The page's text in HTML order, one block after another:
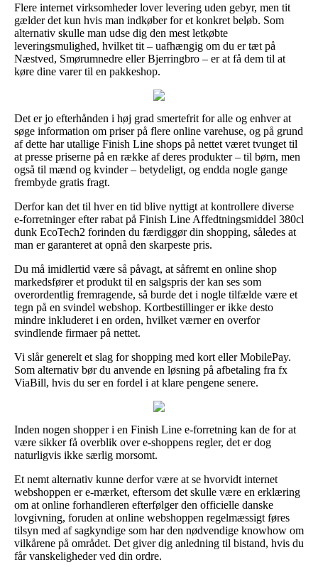
Flere internet virksomheder lover levering uden gebyr, men tit
gælder det kun hvis man indkøber for et konkret beløb. Som
alternativ skulle man udse dig den mest letkøbte
leveringsmulighed, hvilket tit – uafhængig om du er tæt på
Næstved, Smørumnedre eller Bjerringbro – er at få dem til at
køre dine varer til en pakkeshop.
Det er jo efterhånden i høj grad smertefrit for alle og enhver at
søge information om priser på flere online varehuse, og på grund
af dette har utallige Finish Line shops på nettet været tvunget til
at presse priserne på en række af deres produkter – til børn, men
også til mænd og kvinder – betydeligt, og endda nogle gange
frembyde gratis fragt.
Derfor kan det til hver en tid blive nyttigt at kontrollere diverse
e-forretninger efter rabat på Finish Line Affedtningsmiddel 380cl
dunk EcoTech2 forinden du færdiggør din shopping, således at
man er garanteret at opnå den skarpeste pris.
Du må imidlertid være så påvagt, at såfremt en online shop
markedsfører et produkt til en salgspris der kan ses som
overordentlig fremragende, så burde det i nogle tilfælde være et
tegn på en svindel webshop. Kortbestillinger er ikke desto
mindre inkluderet i en orden, hvilket værner en overfor
svindlende firmaer på nettet.
Vi slår generelt et slag for shopping med kort eller MobilePay.
Som alternativ bør du anvende en løsning på afbetaling fra fx
ViaBill, hvis du ser en fordel i at klare pengene senere.
Inden nogen shopper i en Finish Line e-forretning kan de for at
være sikker få overblik over e-shoppens regler, det er dog
naturligvis ikke særlig morsomt.
Et nemt alternativ kunne derfor være at se hvorvidt internet
webshoppen er e-mærket, eftersom det skulle være en erklæring
om at online forhandleren efterfølger den officielle danske
lovgivning, foruden at online webshoppen regelmæssigt føres
tilsyn med af sagkyndige som har den nødvendige knowhow om
vilkårene på området. Det giver dig anledning til bistand, hvis du
får vanskeligheder ved din ordre.